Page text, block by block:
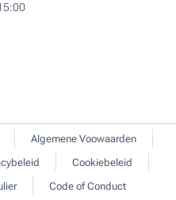
Algemene Voowaarden
Cookiebeleid
Code of Conduct